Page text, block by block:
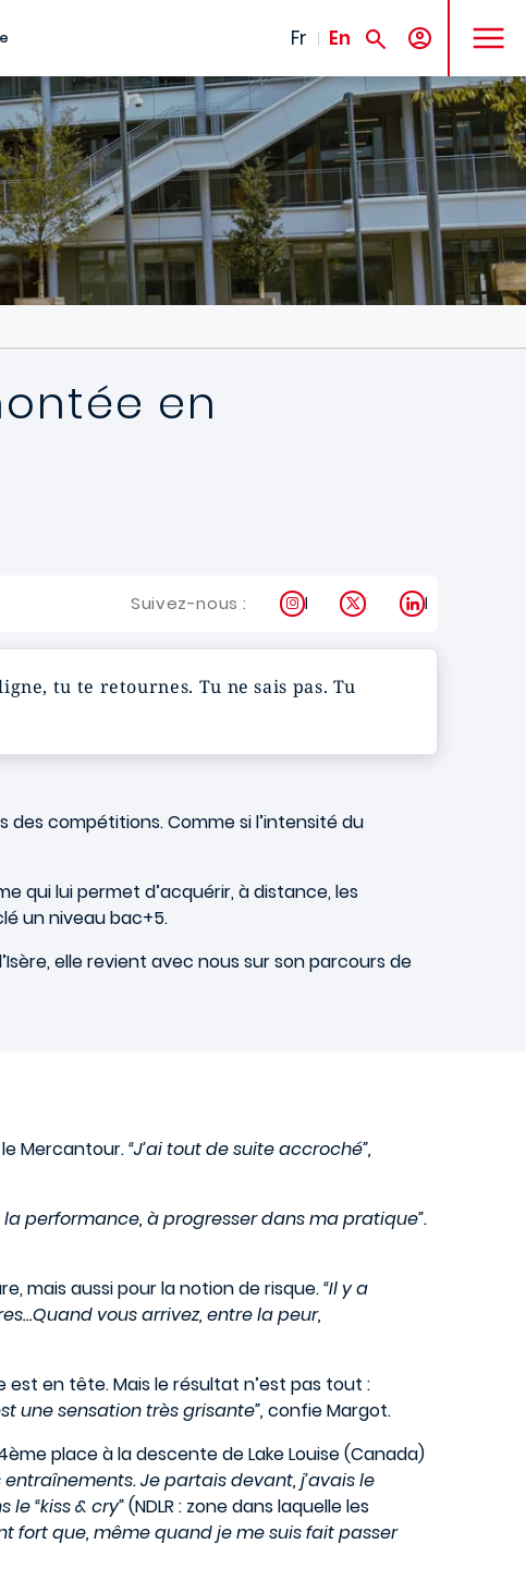
Fr En
MENU
en
Suivez-nous : Instagram
X LinkedIn
tu te retournes. Tu ne sais pas. Tu
compétitions. Comme si l’intensité du
qui lui permet d’acquérir, à distance, les
un niveau bac+5.
elle revient avec nous sur son parcours de
Mercantour.“J’ai tout de suite accroché”,
la performance, à progresser dans ma pratique”.
mais aussi pour la notion de risque.“Il y a
vous arrivez, entre la peur,
en tête. Mais le résultat n’est pas tout :
une sensation très grisante”, confie Margot.
place à la descente de Lake Louise (Canada)
entraînements. Je partais devant, j’avais le
“kiss & cry”(NDLR : zone dans laquelle les
fort que, même quand je me suis fait passer